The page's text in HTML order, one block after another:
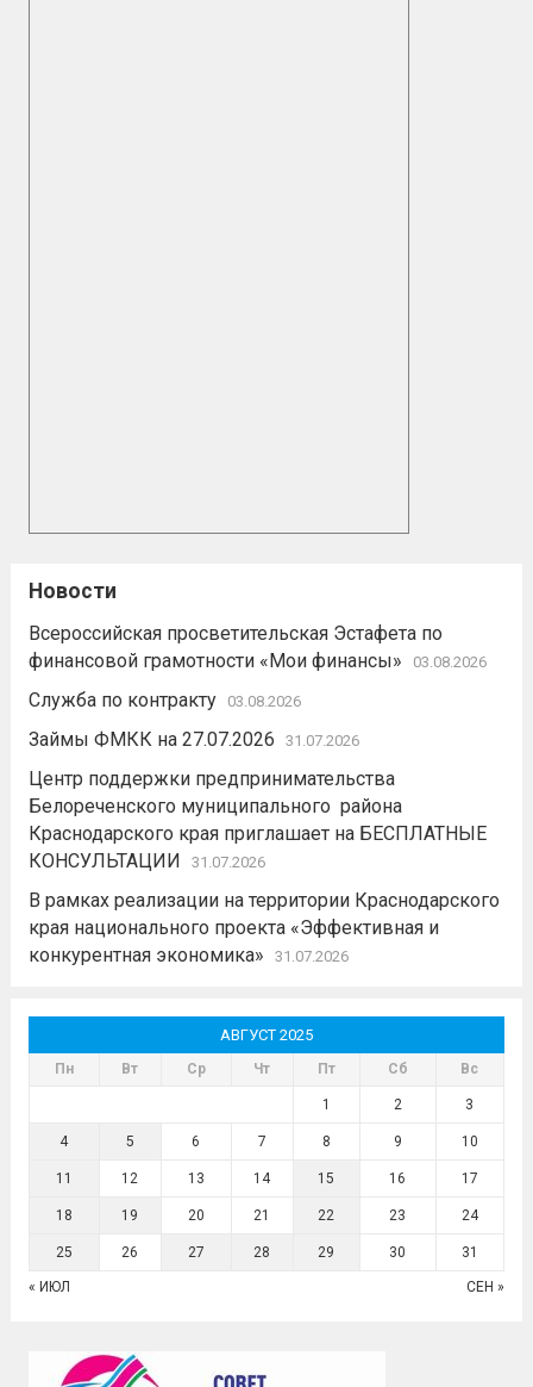
Новости
Всероссийская просветительская Эстафета по
финансовой грамотности «Мои финансы»
03.08.2026
Служба по контракту 03.08.2026
Займы ФМКК на 27.07.2026 31.07.2026
Центр поддержки предпринимательства
Белореченского муниципального района
Краснодарского края приглашает на БЕСПЛАТНЫЕ
КОНСУЛЬТАЦИИ
31.07.2026
В рамках реализации на территории Краснодарского
края национального проекта «Эффективная и
конкурентная экономика»
31.07.2026
АВГУСТ 2025
Пн Вт Ср Чт Пт Сб Вс
1 2 3
4 5 6 7 8 9 10
11 12 13 14 15 16 17
18 19 20 21 22 23 24
25 26 27 28 29 30 31
« ИЮЛ СЕН »